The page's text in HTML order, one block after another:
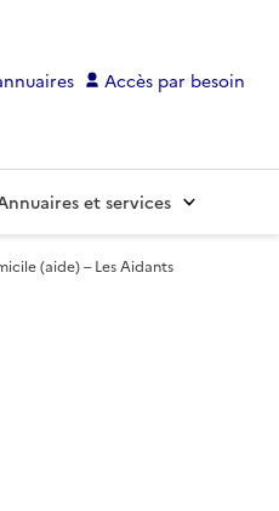
Accès par besoin
et services
(aide) – Les Aidants